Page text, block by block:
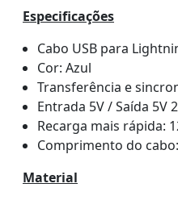
Especificações
Cabo USB para
Cor: Azul
Transferência e
Entrada 5V / Saída 5V
Recarga mais rápida:
Comprimento do
Material